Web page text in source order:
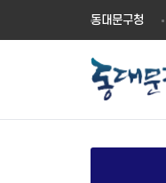
동대문구청